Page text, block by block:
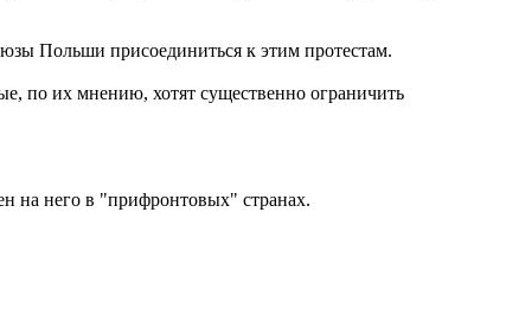
Польши присоединиться к этим протестам.
по их мнению, хотят существенно ограничить
на него в "прифронтовых" странах.